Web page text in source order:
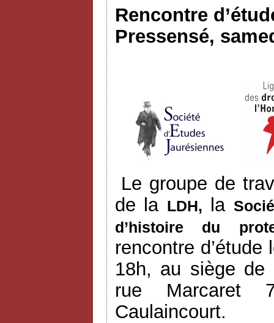
Rencontre
Pressensé,
Le groupe de
de la LDH, la
d’histoire du
rencontre
18h, au siège de
rue Marcaret
Caulaincourt.